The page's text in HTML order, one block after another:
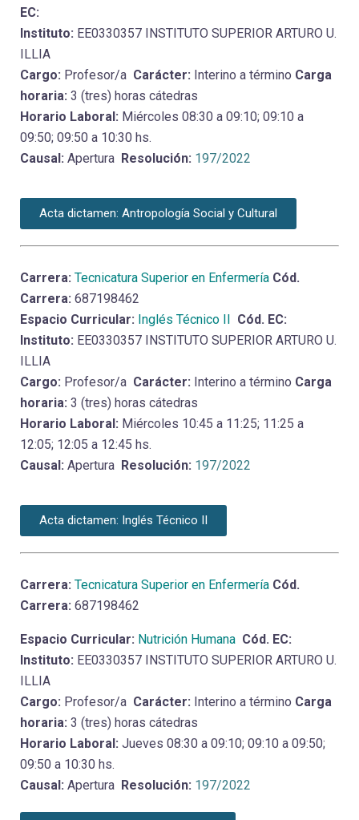
EC:
Instituto: EE0330357 INSTITUTO SUPERIOR ARTURO U.
ILLIA
Cargo: Profesor/a Carácter: Interino a término Carga
horaria: 3 (tres) horas cátedras
Horario Laboral: Miércoles 08:30 a 09:10; 09:10 a
09:50; 09:50 a 10:30 hs.
Causal: Apertura Resolución: 197/2022
Acta dictamen: Antropología Social y Cultural
Carrera: Tecnicatura Superior en Enfermería Cód.
Carrera: 687198462
Espacio Curricular: Inglés Técnico II Cód. EC:
Instituto: EE0330357 INSTITUTO SUPERIOR ARTURO U.
ILLIA
Cargo: Profesor/a Carácter: Interino a término Carga
horaria: 3 (tres) horas cátedras
Horario Laboral: Miércoles 10:45 a 11:25; 11:25 a
12:05; 12:05 a 12:45 hs.
Causal: Apertura Resolución: 197/2022
Acta dictamen: Inglés Técnico II
Carrera: Tecnicatura Superior en Enfermería Cód.
Carrera: 687198462
Espacio Curricular: Nutrición Humana Cód. EC:
Instituto: EE0330357 INSTITUTO SUPERIOR ARTURO U.
ILLIA
Cargo: Profesor/a Carácter: Interino a término Carga
horaria: 3 (tres) horas cátedras
Horario Laboral: Jueves 08:30 a 09:10; 09:10 a 09:50;
09:50 a 10:30 hs.
Causal: Apertura Resolución: 197/2022